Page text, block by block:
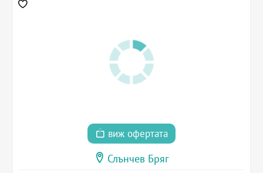
виж офертата
Слънчев Бряг